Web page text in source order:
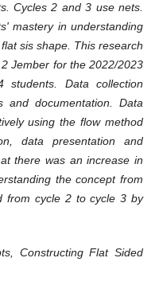
Cycles 2 and 3 use nets.
mastery in understanding
sis shape. This research
Jember for the 2022/2023
Data collection
and documentation. Data
using the flow method
data presentation and
there was an increase in
the concept from
from cycle 2 to cycle 3 by
Constructing Flat Sided